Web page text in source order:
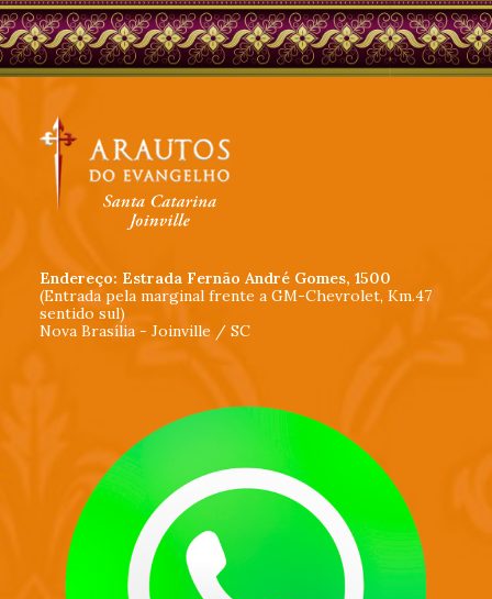
Endereço: Estrada Fernão André Gomes, 1500
(Entrada pela marginal frente a GM-Chevrolet, Km.47
sentido sul)
Nova Brasília - Joinville / SC